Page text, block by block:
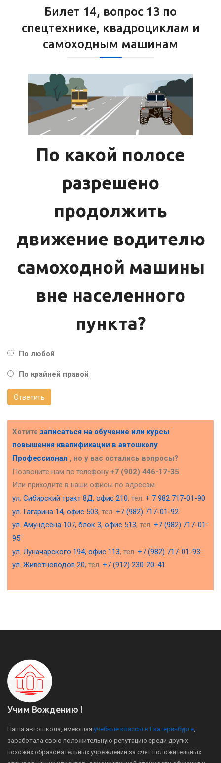
Билет 14, вопрос 13 по
спецтехнике, квадроциклам и
самоходным машинам
По какой полосе
разрешено
продолжить
движение водителю
самоходной машины
вне населенного
пункта?
По любой
По крайней правой
Ответить
Хотите записаться на обучение или курсы
повышения квалификации в автошколу
Профессионал , но у вас остались вопросы?
Позвоните нам по телефону +7 (902) 446-17-35
Или приходите в наши офисы по адресам
ул. Сибирский тракт 8Д, офис 210, тел. + 7 982 717-01-90
ул. Гагарина 14, офис 503, тел. +7 (982) 717-01-92
ул. Амундсена 107, блок 3, офис 513, тел. +7 (982) 717-01-
95
ул. Луначарского 194, офис 113, тел. +7 (982) 717-01-93
ул. Животноводов 20, тел. +7 (912) 230-20-41
Учим Вождению !
Наша автошкола, имеющая учебные классы в Екатеринбурге
заработала свою положительную репутацию среди других
похожих образовательных учреждений за счет положительных